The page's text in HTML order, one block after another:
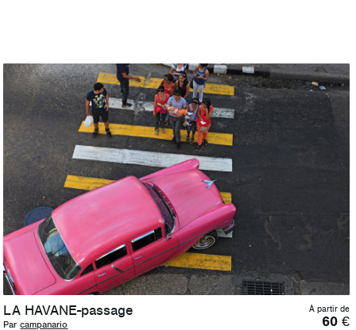
LA HAVANE-passage
Par campanario
À partir de
60€